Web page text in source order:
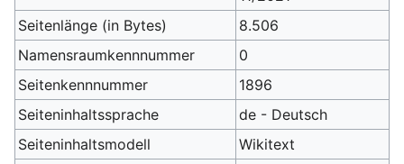
Seitenlänge (in Bytes)
8.506
Namensraumkennnummer
0
Seitenkennnummer
1896
Seiteninhaltssprache
de - Deutsch
Seiteninhaltsmodell
Wikitext